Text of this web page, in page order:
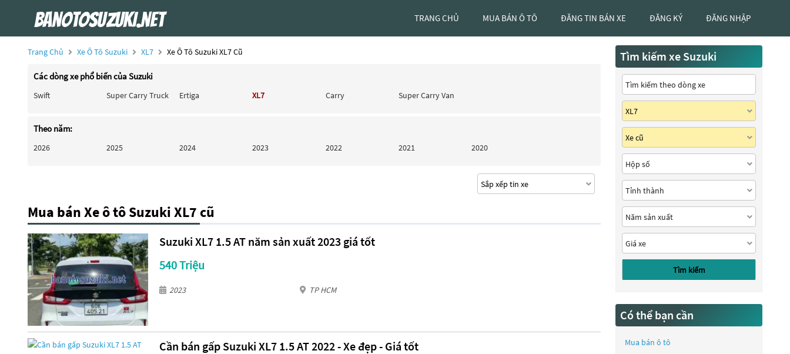
TRANG CHỦ MUA BÁN Ô TÔ ĐĂNG TIN BÁN XE ĐĂNG KÝ ĐĂNG NHẬP
Trang Chủ Xe Ô Tô Suzuki XL7 Xe Ô Tô Suzuki XL7 Cũ
Các dòng xe phổ biến của Suzuki
Swift Super Carry Truck Ertiga XL7 Carry Super Carry Van
Theo năm:
2026 2025 2024 2023 2022 2021 2020
Mua bán Xe ô tô Suzuki XL7 cũ
Suzuki XL7 1.5 AT năm sản xuất 2023 giá tốt
540 Triệu
2023 TP HCM
Cần bán gấp Suzuki XL7 1.5 AT 2022 - Xe đẹp - Giá tốt
Tìm kiếm xe Suzuki
Tìm kiếm
Có thể bạn cần
Mua bán ô tô